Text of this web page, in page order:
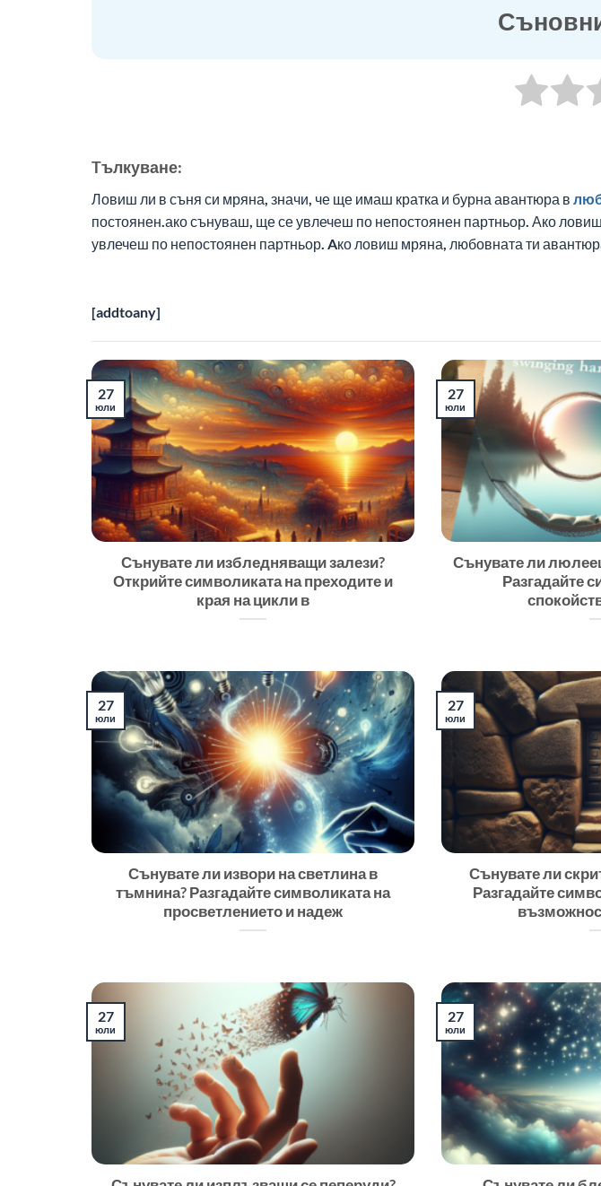
Tълкуване:
Ловиш ли в съня си мряна, значи, че ще имаш кратка и бурна авантюра в
постоянен.ако сънуваш, ще се увлечеш по непостоянен партньор. Ако
увлечеш по непостоянен партньор. Aко ловиш мряна, любовната ти
[addtoany]
Сънувате ли избледняващи залези?
Открийте символиката на преходите и
края на цикли в
27
юли
Сънувате ли
Разгадайте
27
юли
Сънувате ли извори на светлина в
тъмнина? Разгадайте символиката на
просветлението и надеж
27
юли
Сънувате ли
Разгадайте
27
юли
27
юли
27
юли